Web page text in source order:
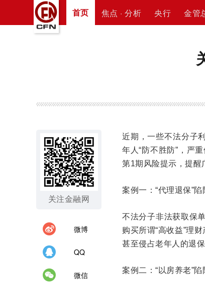
首页 焦点 · 分析 央行 金管
关注金融网
微博
QQ
微信
近期，一些不法分子
年人“防不胜防”，严
第1期风险提示，提醒
案例一：“代理退保”陷
不法分子非法获取保
购买所谓“高收益”理
甚至侵占老年人的退保
案例二：“以房养老”陷